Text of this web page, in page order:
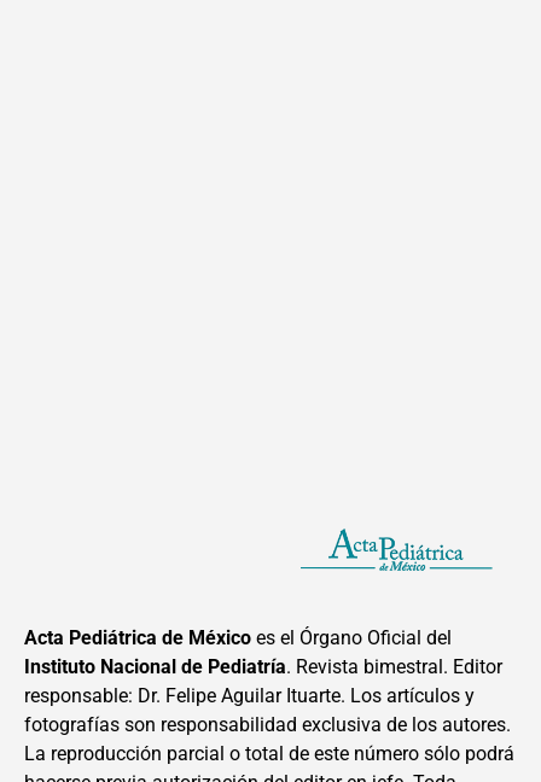
Acta Pediátrica de México es el Órgano Oficial del
Instituto Nacional de Pediatría. Revista bimestral. Editor
responsable: Dr. Felipe Aguilar Ituarte. Los artículos y
fotografías son responsabilidad exclusiva de los autores.
La reproducción parcial o total de este número sólo podrá